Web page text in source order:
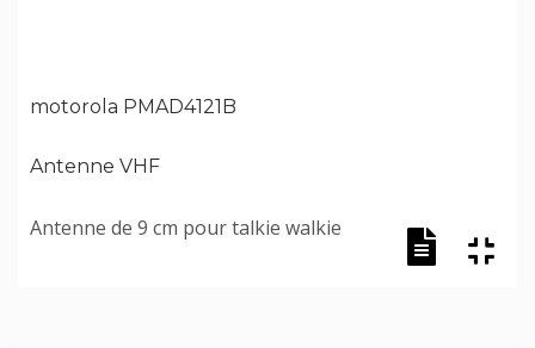
motorola PMAD4121B
Antenne VHF
Antenne de 9 cm pour talkie walkie